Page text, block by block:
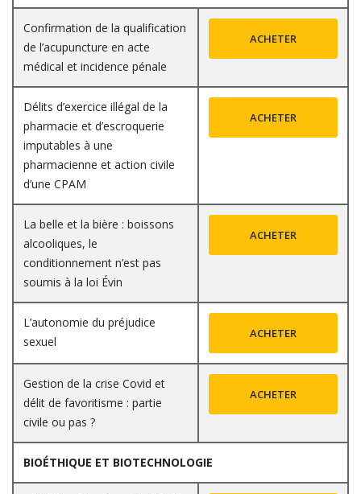
Confirmation de la qualification
de l’acupuncture en acte
médical et incidence pénale
ACHETER
Délits d’exercice illégal de la
pharmacie et d’escroquerie
imputables à une
pharmacienne et action civile
d’une CPAM
ACHETER
La belle et la bière : boissons
alcooliques, le
conditionnement n’est pas
soumis à la loi Évin
ACHETER
L’autonomie du préjudice
sexuel
ACHETER
Gestion de la crise Covid et
délit de favoritisme : partie
civile ou pas ?
ACHETER
BIOÉTHIQUE ET BIOTECHNOLOGIE